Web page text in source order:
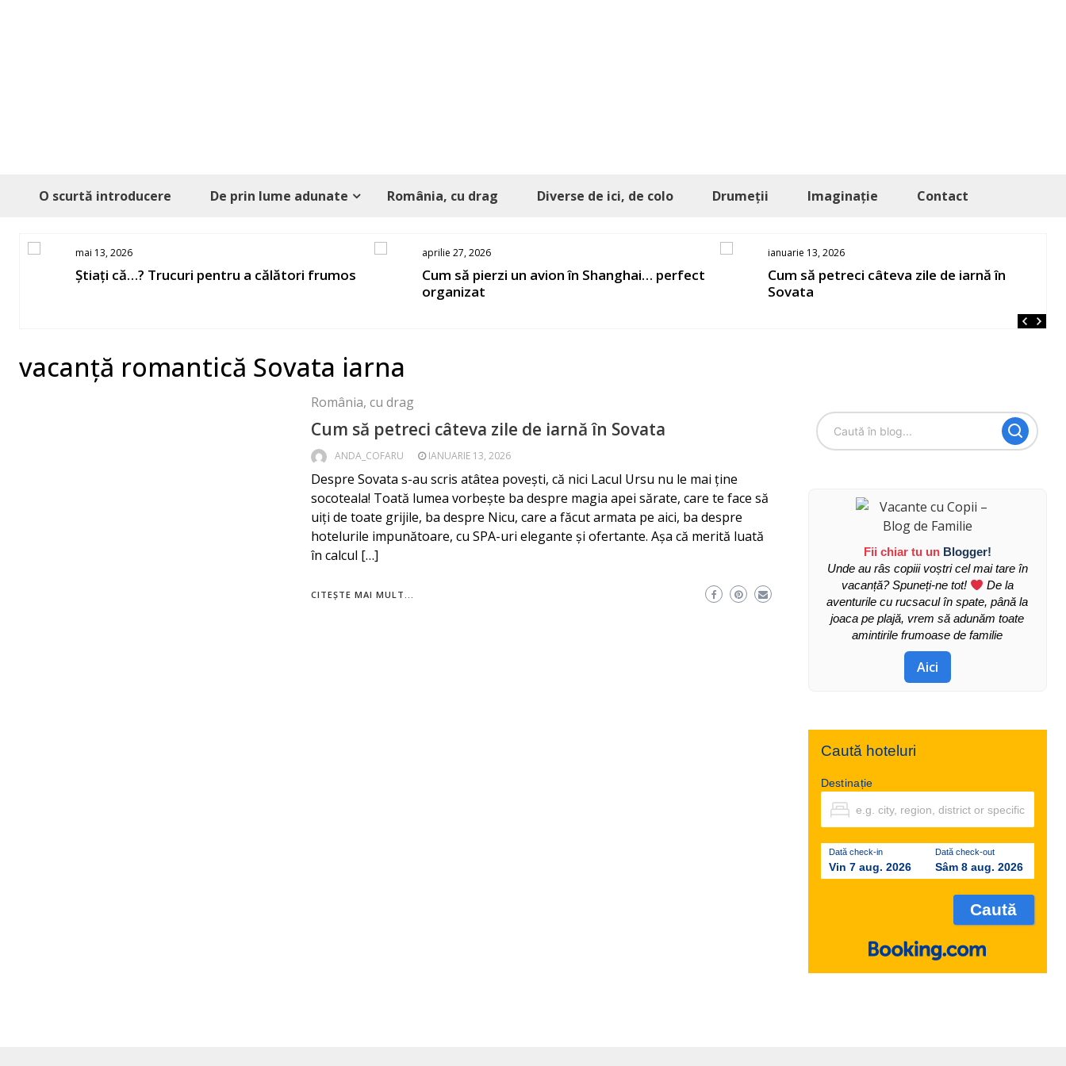
O scurtă introducere De prin lume adunate România, cu drag Diverse de ici, de colo Drumeții Imaginație Contact
mai 13, 2026
Știați că…? Trucuri pentru a călători frumos
aprilie 27, 2026
Cum să pierzi un avion în Shanghai… perfect
organizat
ianuarie 13, 2026
Cum să petreci câteva zile de iarnă în
Sovata
vacanță romantică Sovata iarna
România, cu drag
Cum să petreci câteva zile de iarnă în Sovata
ANDA_COFARU IANUARIE 13, 2026
Despre Sovata s-au scris atâtea povești, că nici Lacul Ursu nu le mai ține
socoteala! Toată lumea vorbește ba despre magia apei sărate, care te face să
uiți de toate grijile, ba despre Nicu, care a făcut armata pe aici, ba despre
hotelurile impunătoare, cu SPA-uri elegante și ofertante. Așa că merită luată
în calcul […]
CITEȘTE MAI MULT...
Fii chiar tu un Blogger!
Unde au râs copiii voștri cel mai tare în
vacanță? Spuneți-ne tot!
De la
aventurile cu rucsacul în spate, până la
joaca pe plajă, vrem să adunăm toate
amintirile frumoase de familie
Aici
Caută hoteluri
Destinație
Dată check-in
Vin 7 aug. 2026
Dată check-out
Sâm 8 aug. 2026